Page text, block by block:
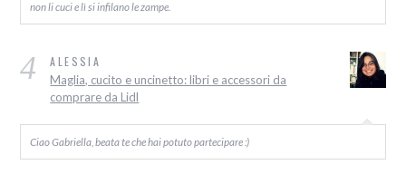
non li cuci e lì si infilano le zampe.
4 ALESSIA
Maglia, cucito e uncinetto: libri e accessori da
comprare da Lidl
Ciao Gabriella, beata te che hai potuto partecipare :)